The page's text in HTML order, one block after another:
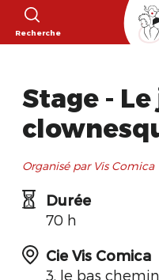
Recherche
Stage - Le
Organisé par Vis Comica
Durée
70 h
Cie Vis Comica
3, le bas chemin